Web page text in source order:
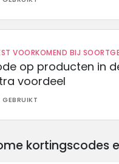
VOORKOMEND BIJ
op producten in
voordeel
kortingscodes